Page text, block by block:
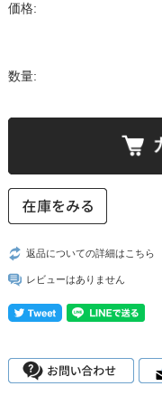
価格:
数量:
返品についての詳細はこちら
レビューはありません